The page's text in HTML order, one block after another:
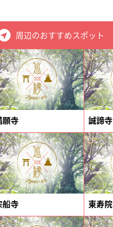
周辺のおすすめスポット
願寺 誠諦寺
船寺 東寿院